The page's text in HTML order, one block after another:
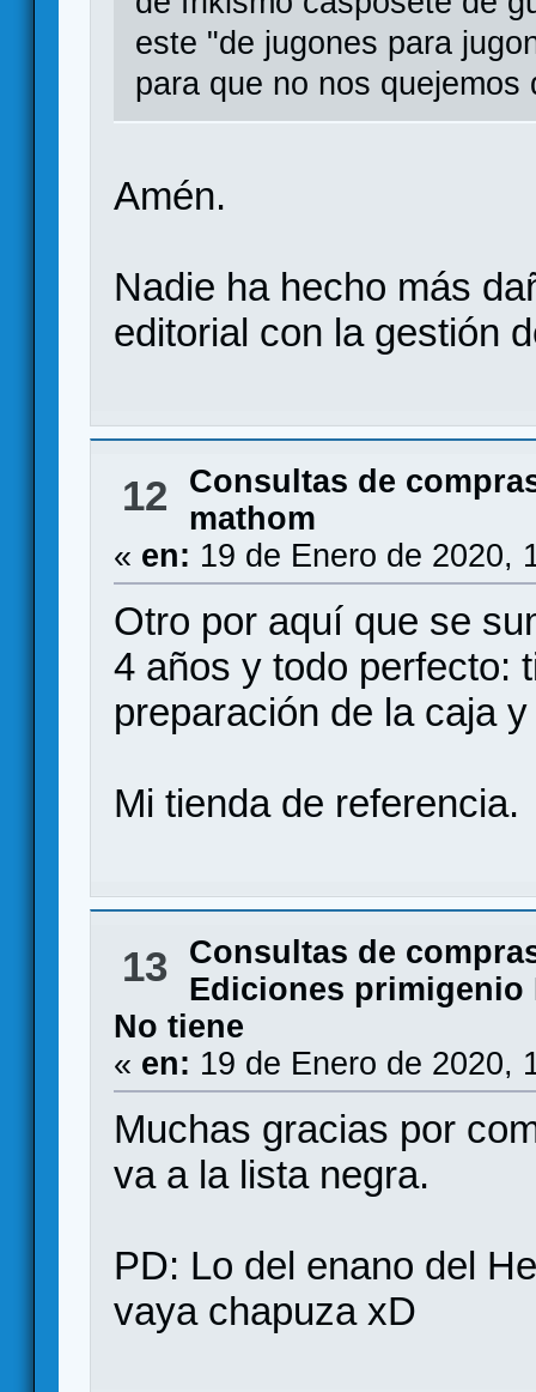
este "de jugones para
para que no nos quejemos
Amén.
Nadie ha hecho más
editorial con la gestión
12
Consultas de
mathom
« en: 19 de Enero de 2020,
Otro por aquí que se
4 años y todo perfecto:
preparación de la caja
Mi tienda de referencia.
13
Consultas de
Ediciones primigenio
No tiene
« en: 19 de Enero de 2020,
Muchas gracias por
va a la lista negra.
PD: Lo del enano del
vaya chapuza xD